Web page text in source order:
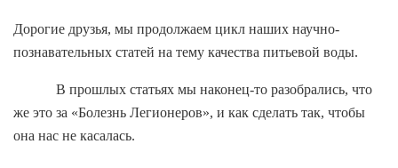
Дорогие друзья, мы продолжаем цикл наших научно-
познавательных статей на тему качества питьевой воды.
В прошлых статьях мы наконец-то разобрались, что
же это за «Болезнь Легионеров», и как сделать так, чтобы
она нас не касалась.